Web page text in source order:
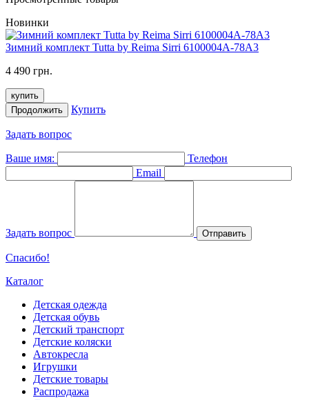
Новинки
Зимний комплект Tutta by Reima Sirri 6100004A-78A3
4 490 грн.
купить
Продолжить
Купить
Задать вопрос
Ваше имя:
Телефон
Email
Задать вопрос Отправить
Спасибо!
Каталог
Детская одежда
Детская обувь
Детский транспорт
Детские коляски
Автокресла
Игрушки
Детские товары
Распродажа